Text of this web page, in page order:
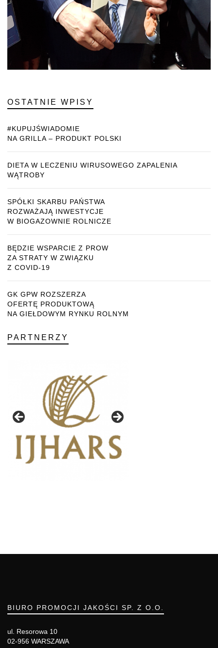
OSTATNIE WPISY
#KUPUJŚWIADOMIE
NA GRILLA – PRODUKT POLSKI
DIETA W LECZENIU WIRUSOWEGO ZAPALENIA
WĄTROBY
SPÓŁKI SKARBU PAŃSTWA
ROZWAŻAJĄ INWESTYCJE
W BIOGAZOWNIE ROLNICZE
BĘDZIE WSPARCIE Z PROW
ZA STRATY W ZWIĄZKU
Z COVID-19
GK GPW ROZSZERZA
OFERTĘ PRODUKTOWĄ
NA GIEŁDOWYM RYNKU ROLNYM
PARTNERZY
BIURO PROMOCJI JAKOŚCI SP. Z O.O.
ul. Resorowa 10
02-956 WARSZAWA